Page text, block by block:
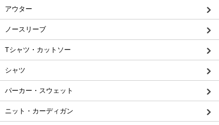
アウター
ノースリーブ
Tシャツ・カットソー
シャツ
パーカー・スウェット
ニット・カーディガン